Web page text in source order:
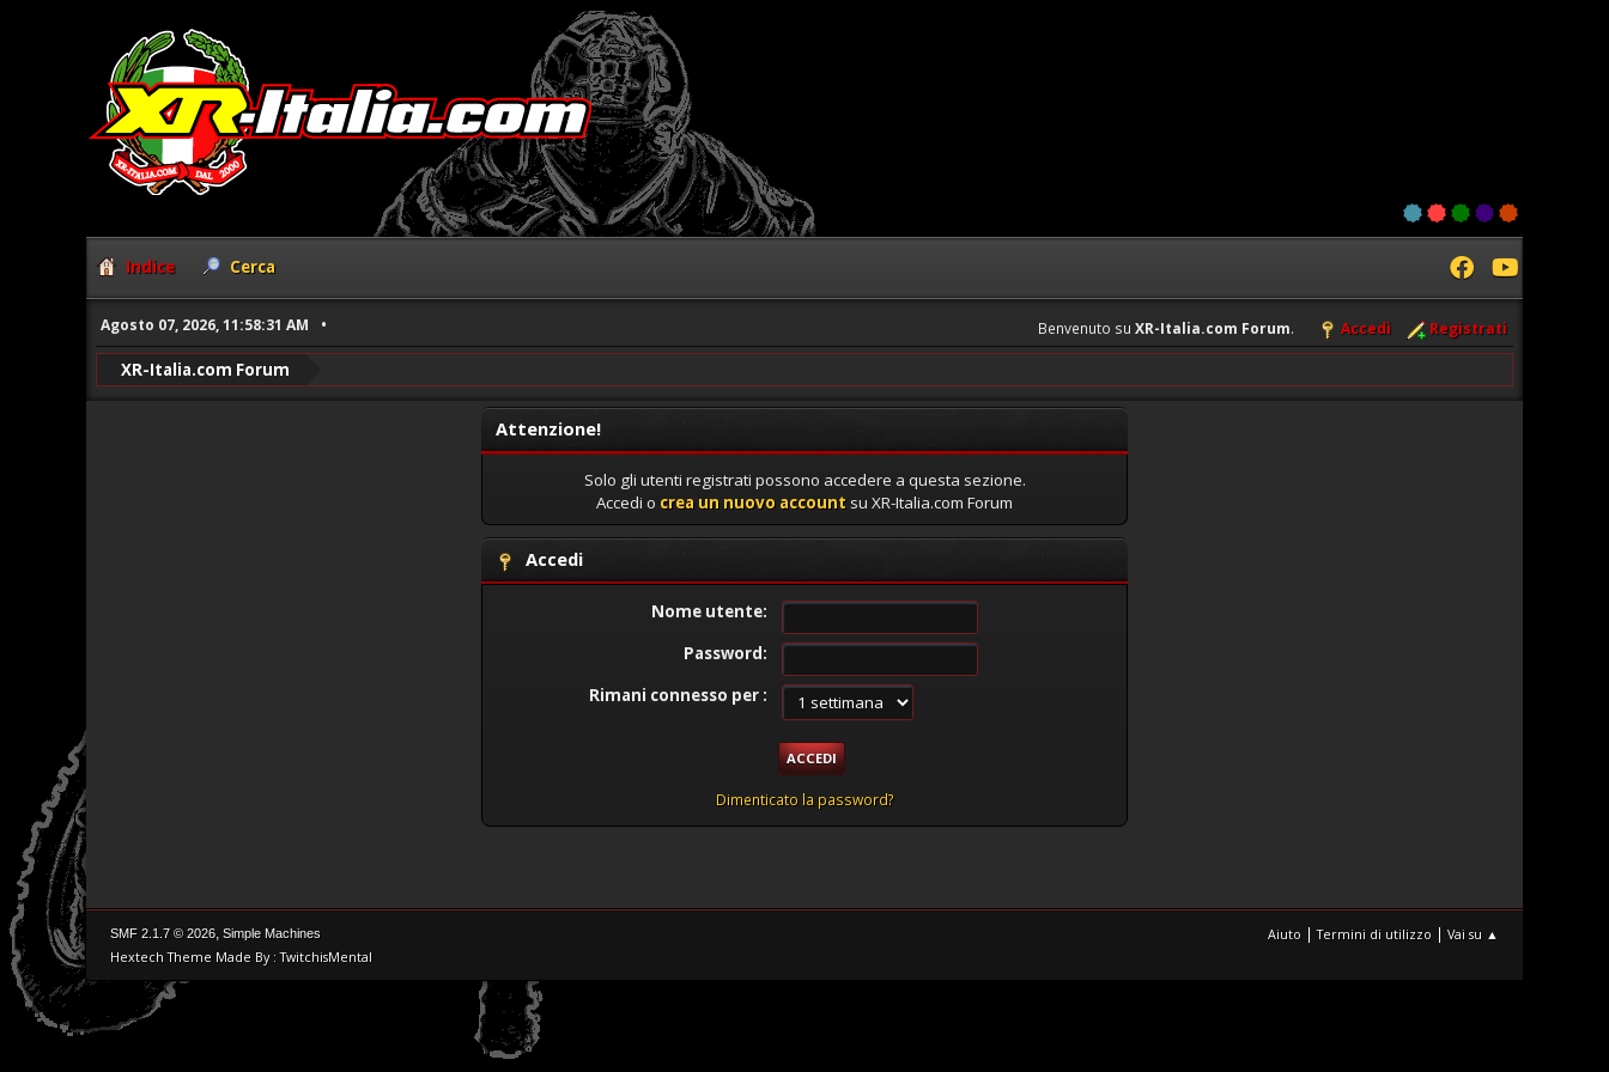
Indice Cerca
Agosto 07, 2026, 11:58:31 AM Benvenuto su XR-Italia.com Forum. Accedi Registrati
XR-Italia.com Forum
Attenzione!
Solo gli utenti registrati possono accedere a questa sezione.
Accedi o crea un nuovo account su XR-Italia.com Forum
Accedi
Nome utente:
Password:
Rimani connesso per :
Dimenticato la password?
Aiuto |Termini di utilizzo | Vai su ▲
SMF 2.1.7 © 2026, Simple Machines
Hextech Theme Made By : TwitchisMental